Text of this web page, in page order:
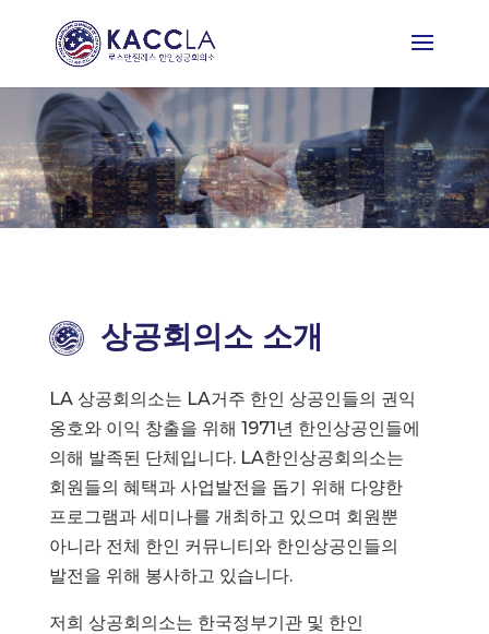
상공회의소 소개
LA 상공회의소는 LA거주 한인 상공인들의 권익
옹호와 이익 창출을 위해 1971년 한인상공인들에
의해 발족된 단체입니다. LA한인상공회의소는
회원들의 혜택과 사업발전을 돕기 위해 다양한
프로그램과 세미나를 개최하고 있으며 회원뿐
아니라 전체 한인 커뮤니티와 한인상공인들의
발전을 위해 봉사하고 있습니다.
저희 상공회의소는 한국정부기관 및 한인